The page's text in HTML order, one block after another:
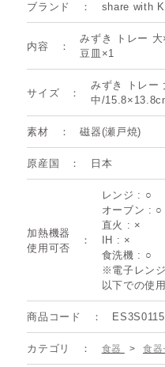
ブランド share with
内容
みずき トレー
豆皿×1
サイズ
みずき トレー
中/
素材 磁器(瀬戸焼)
原産国 日本
加熱機器
使用可否
レンジ : ○
オーブン : ○
直火 : ×
IH : ×
食洗機 : ○
※電子レン
以下での使
商品コード
カテゴリ 食器 > 食器